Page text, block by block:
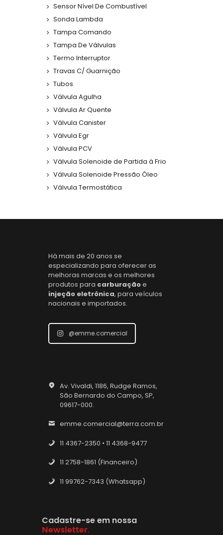
Sensor Nível De Combustível
Sonda Lambda
Tampa Comando
Tampa De Válvulas
Termo Interruptor
Travas C/ Guarnição
Tubos
Válvula Agulha
Válvula Ar Quente
Válvula Canister
Válvula Egr
Válvula PCV
Válvula Solenoide de Partida à Frio
Válvula Solenoide Pressão Óleo
Válvula Termostática
Há mais de 20 anos se
especializando para oferecer as
melhoras marcas e os melhores
produtos para carburaçãoe
injeção eletrônica, para veículos
nacionais e importados.
@emme.comercial
Av. Vivaldi, 1186, Rudge Ramos,
São Bernardo do Campo, SP,
09617-000.
emme.comercial@terra.com.br
11 4367-2350 • 11 4368-9477
11 2758-1861 (Financeiro)
11 99762-7343 (Whatsapp)
Cadastre-se em nossa
Newsletter.